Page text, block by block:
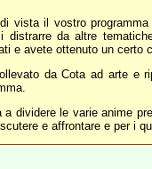
vista il vostro
distrarre da altre
e avete ottenuto un certo
da Cota ad arte e
a dividere le varie anime
e affrontare e per i